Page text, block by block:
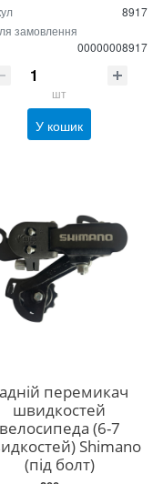
8917
замовлення
00000008917
шт
У кошик
перемикач
швидкостей
велосипеда (6-7
Shimano
(під болт)